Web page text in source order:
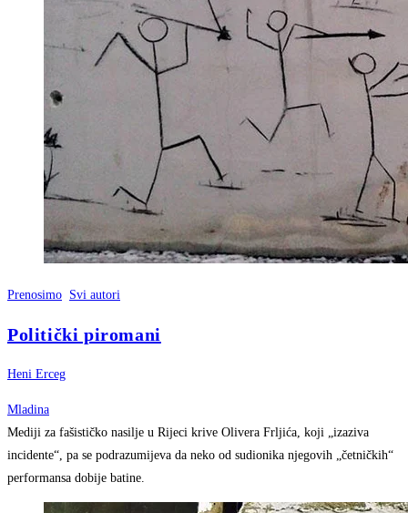
Prenosimo Svi autori
Politički piromani
Heni Erceg
Mladina
Mediji za fašističko nasilje u Rijeci krive Olivera Frljića, koji „izaziva
incidente“, pa se podrazumijeva da neko od sudionika njegovih „četničkih“
performansa dobije batine.